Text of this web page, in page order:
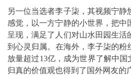
另一位当选者李子柒，其视频宁静
感觉，以一方宁静的小世界，把中
呈现，满足了人们对山水田园生活
到心灵归属。在海外，李子柒的粉
放量超过13亿，成为世界了解中国
归真的价值观也得到了国外网友的